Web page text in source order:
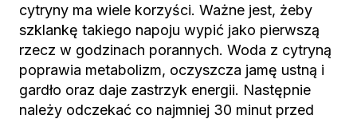
cytryny ma wiele korzyści. Ważne jest, żeby
szklankę takiego napoju wypić jako pierwszą
rzecz w godzinach porannych. Woda z cytryną
poprawia metabolizm, oczyszcza jamę ustną i
gardło oraz daje zastrzyk energii. Następnie
należy odczekać co najmniej 30 minut przed